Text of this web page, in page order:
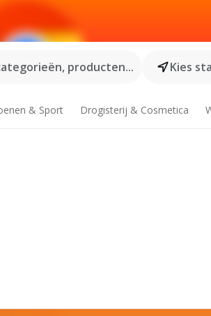
producten...
Kies
& Sport Drogisterij & Cosmetica